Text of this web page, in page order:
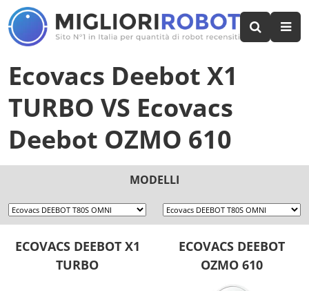
Ecovacs Deebot X1
TURBO VS Ecovacs
Deebot OZMO 610
MODELLI
ECOVACS DEEBOT X1
TURBO
ECOVACS DEEBOT
OZMO 610